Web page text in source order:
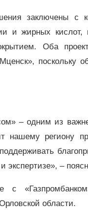
заключены
и жирных
Оба
поскольку
– одним из
нашему региону
экспертизе», –
с
области.